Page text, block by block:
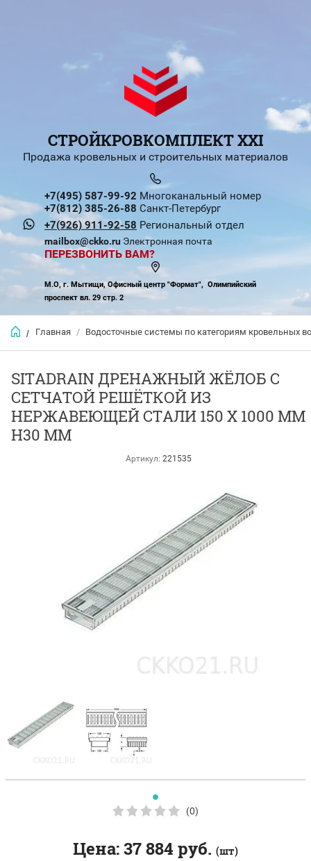
СТРОЙКРОВКОМПЛЕКТ XXI
Продажа кровельных и строительных материалов
+7(495) 587-99-92 Многоканальный номер
+7(812) 385-26-88 Санкт-Петербург
+7(926) 911-92-58 Региональный отдел
mailbox@ckko.ru Электронная почта
ПЕРЕЗВОНИТЬ ВАМ?
М.О, г. Мытищи, Офисный центр "Формат", Олимпийский
проспект вл. 29 стр. 2
/ Главная / Водосточные системы по категориям кровельных
SITADRAIN ДРЕНАЖНЫЙ ЖЁЛОБ С
СЕТЧАТОЙ РЕШЁТКОЙ ИЗ
НЕРЖАВЕЮЩЕЙ СТАЛИ 150 X 1000 ММ
Н30 ММ
Артикул: 221535
(0)
Цена:37 884 руб. (шт)